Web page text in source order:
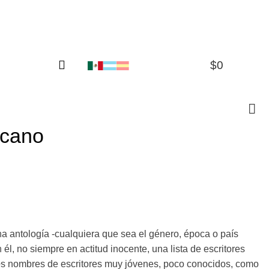
$0
antología -cualquiera que sea el género, época o país
no siempre en actitud inocente, una lista de escritores
de escritores muy jóvenes, poco conocidos, como